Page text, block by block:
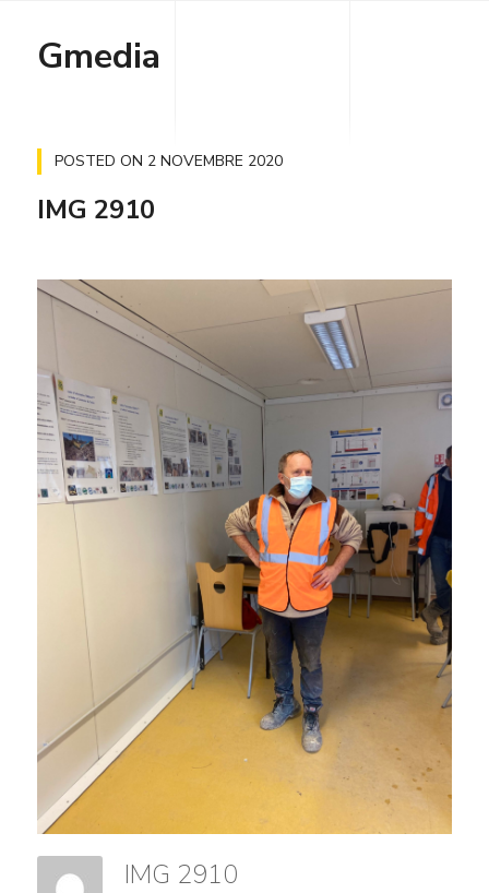
Gmedia
POSTED ON 2 NOVEMBRE 2020
IMG 2910
IMG 2910